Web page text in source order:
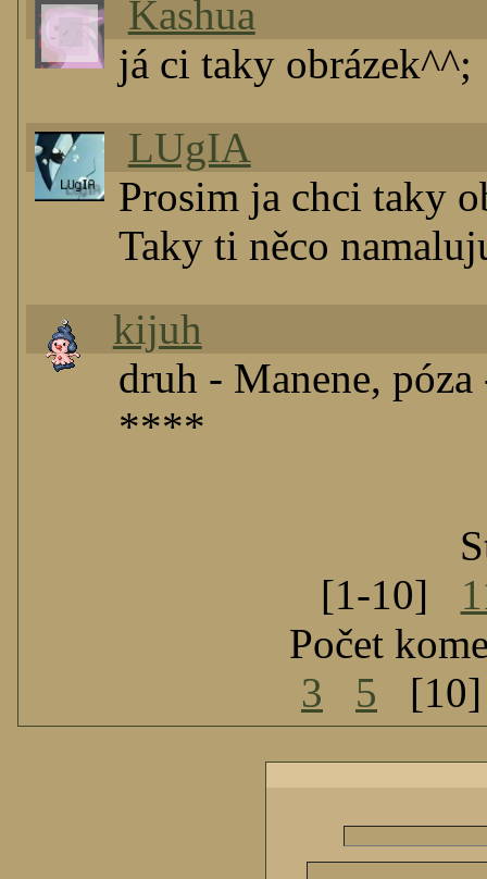
Kashua
já ci taky obrázek^^;
LUgIA
Prosim ja chci taky
Taky ti něco
kijuh
druh - Manene,
****
[1-10]
Počet
3
5